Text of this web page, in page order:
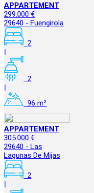
APPARTEMENT
299.000 €
29640 - Fuengirola
2
|
2
|
96 m²
APPARTEMENT
305.000 €
29640 - Las
Lagunas De Mijas
2
|